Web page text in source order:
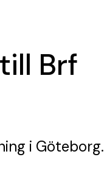
Brf
i Göteborg.